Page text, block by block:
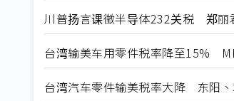
川普扬言课徵半导体232关税 郑丽
台湾输美车用零件税率降至15%
台湾汽车零件输美税率大降 东阳